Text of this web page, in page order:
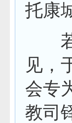
托康
若
见，
会专
教司